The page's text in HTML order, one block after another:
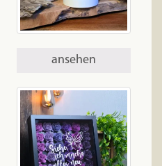
ansehen